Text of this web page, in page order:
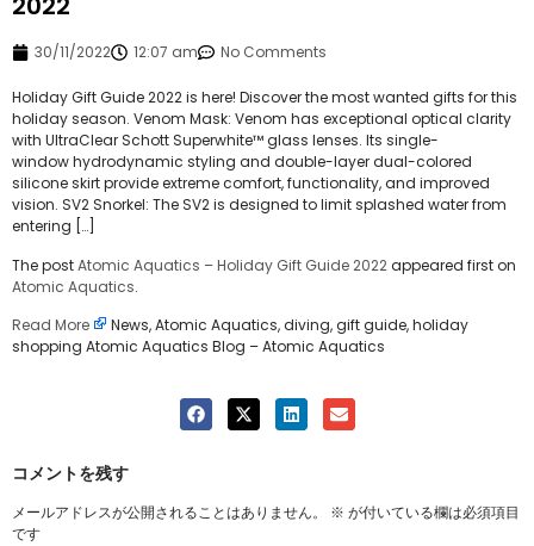
30/11/2022 12:07 am No Comments
Holiday Gift Guide 2022 is here! Discover the most wanted gifts for this
holiday season. Venom Mask: Venom has exceptional optical clarity
with UltraClear Schott Superwhite™ glass lenses. Its single-
window hydrodynamic styling and double-layer dual-colored
silicone skirt provide extreme comfort, functionality, and improved
vision. SV2 Snorkel: The SV2 is designed to limit splashed water from
entering […]
The postAtomic Aquatics – Holiday Gift Guide 2022appeared first on
Atomic Aquatics.
Read More
News, Atomic Aquatics, diving, gift guide, holiday
shopping Atomic Aquatics Blog – Atomic Aquatics
コメントを残す
メールアドレスが公開されることはありません。 ※ が付いている欄は必須項目
です